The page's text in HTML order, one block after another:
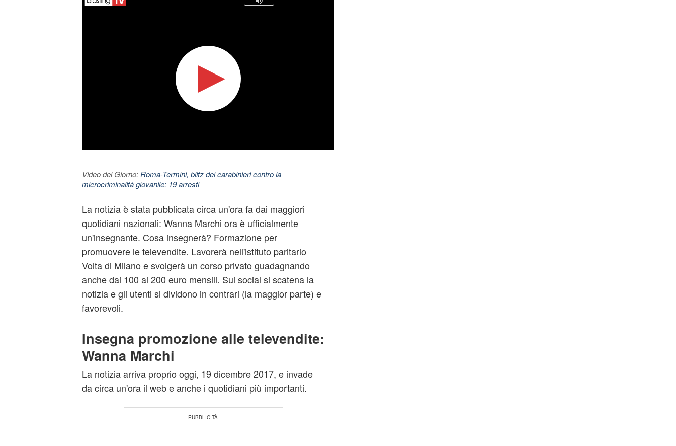
Video del Giorno: Roma-Termini, blitz dei carabinieri contro la
microcriminalità giovanile: 19 arresti
La notizia è stata pubblicata circa un'ora fa dai maggiori
quotidiani nazionali: Wanna Marchi ora è ufficialmente
un'insegnante. Cosa insegnerà? Formazione per
promuovere le televendite. Lavorerà nell'istituto paritario
Volta di Milano e svolgerà un corso privato guadagnando
anche dai 100 ai 200 euro mensili. Sui social si scatena la
notizia e gli utenti si dividono in contrari (la maggior parte) e
favorevoli.
Insegna promozione alle televendite:
Wanna Marchi
La notizia arriva proprio oggi, 19 dicembre 2017, e invade
da circa un'ora il web e anche i quotidiani più importanti.